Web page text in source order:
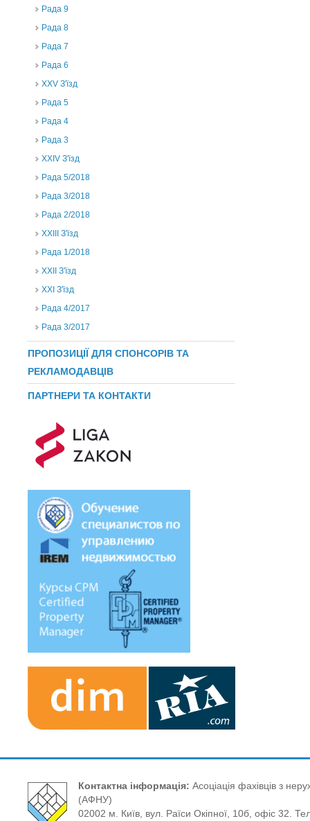
Рада 9
Рада 8
Рада 7
Рада 6
XXV З'їзд
Рада 5
Рада 4
Рада 3
ХХIV З'їзд
Рада 5/2018
Рада 3/2018
Рада 2/2018
XXIII З'їзд
Рада 1/2018
ХХІІ З'їзд
XXI З'їзд
Рада 4/2017
Рада 3/2017
ПРОПОЗИЦІЇ ДЛЯ СПОНСОРІВ ТА
РЕКЛАМОДАВЦІВ
ПАРТНЕРИ ТА КОНТАКТИ
Контактна інформація: Асоціація фахівців з
(АФНУ)
02002 м. Київ, вул. Раїси Окіпної, 10б, офіс 32.